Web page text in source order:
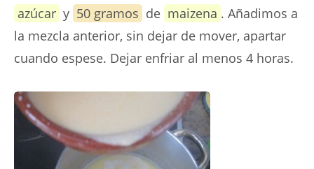
azúcar y 50 gramos de maizena . Añadimos a
la mezcla anterior, sin dejar de mover, apartar
cuando espese. Dejar enfriar al menos 4 horas.